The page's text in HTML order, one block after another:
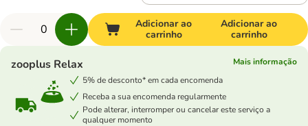
Adicionar ao
carrinho
Adicionar ao
carrinho
zooplus Relax
Mais informação
5% de desconto* em cada encomenda
Receba a sua encomenda regularmente
Pode alterar, interromper ou cancelar este serviço a
qualquer momento